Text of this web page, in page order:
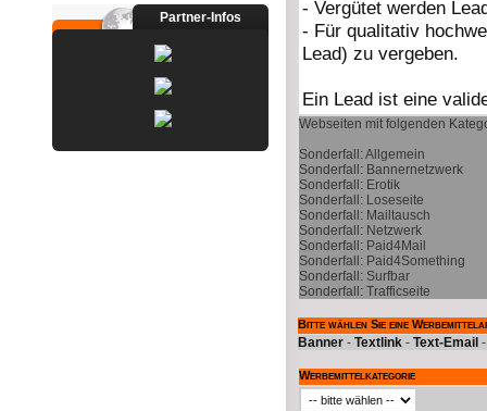
Partner-Infos
Webseiten mit folgenden
Sonderfall: Allgemein
Sonderfall: Bannernetzwerk
Sonderfall: Erotik
Sonderfall: Loseseite
Sonderfall: Mailtausch
Sonderfall: Netzwerk
Sonderfall: Paid4Mail
Sonderfall: Paid4Something
Sonderfall: Surfbar
Sonderfall: Trafficseite
Bitte wählen Sie eine
Banner - Textlink - Text-Email
Werbemittelkategorie